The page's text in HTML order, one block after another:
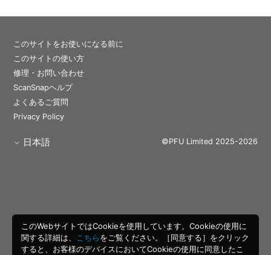
このサイトをお使いになる前に
このサイトの使い方
修理・お問い合わせ
ScanSnapヘルプ
よくあるご質問
Privacy Policy
日本語 ©PFU Limited 2025-2026
このWebサイトではCookieを使用しています。Cookieの使用に
関する詳細は、
こちらをご覧ください。［同意する］をクリック
すると、お客様のデバイスにおいてCookieの使用に同意したこ